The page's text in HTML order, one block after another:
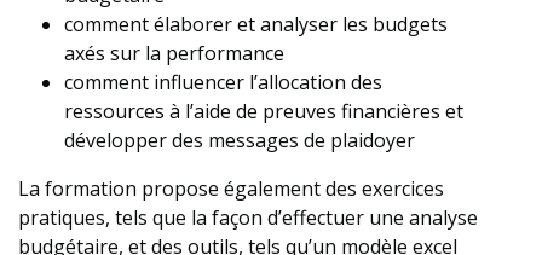
comment élaborer et analyser les budgets
axés sur la performance
comment influencer l’allocation des
ressources à l’aide de preuves financières et
développer des messages de plaidoyer
La formation propose également des exercices
pratiques, tels que la façon d’effectuer une analyse
budgétaire, et des outils, tels qu’un modèle excel